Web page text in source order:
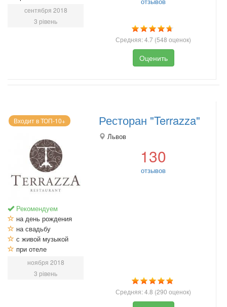
сентября 2018
3 рівень
Средняя:4.7 (548 оценок)
Оценить
Входит в ТОП-10+
Рекомендуем
на день рождения
на свадьбу
с живой музыкой
при отеле
ноября 2018
3 рівень
Ресторан "Terrazza"
Львов
130
отзывов
Средняя:4.8 (290 оценок)